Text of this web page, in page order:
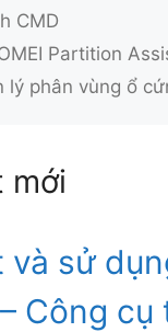
CMD
Partition
lý phân vùng ổ
mới
và sử
Công cụ